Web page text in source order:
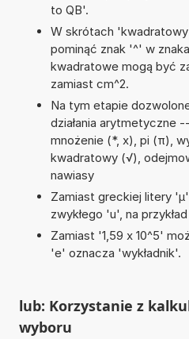
to QB'.
W skrótach
pominąć znak '^' w
kwadratowe mogą być
zamiast cm^2.
Na tym etapie
działania arytmetyczne
mnożenie (*, x), pi (π),
kwadratowy (√),
nawiasy
Zamiast greckiej litery
zwykłego 'u', na
Zamiast '1,59 x 10^5'
'e' oznacza 'wykładnik'.
lub: Korzystanie z
wyboru